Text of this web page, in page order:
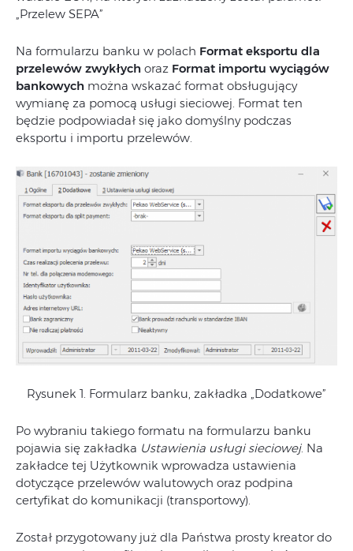
„Przelew SEPA”
Na formularzu banku w polach Format eksportu dla
przelewów zwykłych oraz Format importu wyciągów
bankowych można wskazać format obsługujący
wymianę za pomocą usługi sieciowej. Format ten
będzie podpowiadał się jako domyślny podczas
eksportu i importu przelewów.
Rysunek 1. Formularz banku, zakładka „Dodatkowe”
Po wybraniu takiego formatu na formularzu banku
pojawia się zakładka Ustawienia usługi sieciowej. Na
zakładce tej Użytkownik wprowadza ustawienia
dotyczące przelewów walutowych oraz podpina
certyfikat do komunikacji (transportowy).
Został przygotowany już dla Państwa prosty kreator do